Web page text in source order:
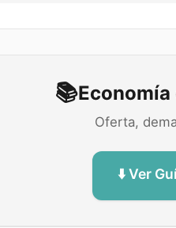
📚
Oferta,
⬇️ Ver